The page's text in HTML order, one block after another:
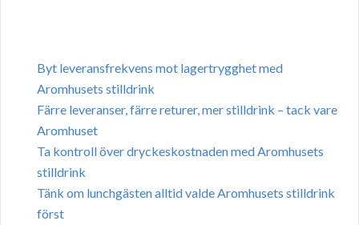
Byt leveransfrekvens mot lagertrygghet med
Aromhusets stilldrink
Färre leveranser, färre returer, mer stilldrink – tack vare
Aromhuset
Ta kontroll över dryckeskostnaden med Aromhusets
stilldrink
Tänk om lunchgästen alltid valde Aromhusets stilldrink
först